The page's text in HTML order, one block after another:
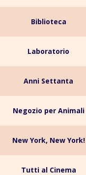
Biblioteca
Laboratorio
Anni Settanta
Negozio per Animali
New York, New York!
Tutti al Cinema